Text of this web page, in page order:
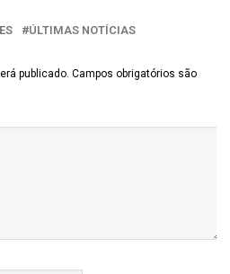
ÚLTIMAS NOTÍCIAS
publicado. Campos obrigatórios são